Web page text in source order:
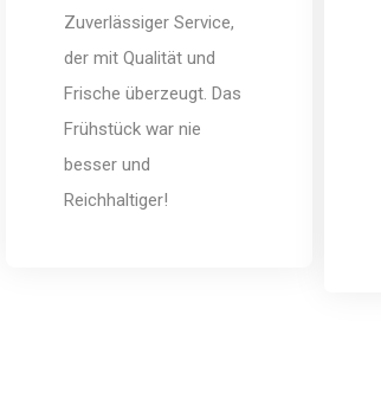
Zuverlässiger Service,
der mit Qualität und
Frische überzeugt. Das
Frühstück war nie
besser und
Reichhaltiger!